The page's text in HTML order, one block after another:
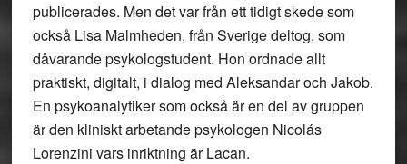
publicerades. Men det var från ett tidigt skede som
också Lisa Malmheden, från Sverige deltog, som
dåvarande psykologstudent. Hon ordnade allt
praktiskt, digitalt, i dialog med Aleksandar och Jakob.
En psykoanalytiker som också är en del av gruppen
är den kliniskt arbetande psykologen Nicolás
Lorenzini vars inriktning är Lacan.